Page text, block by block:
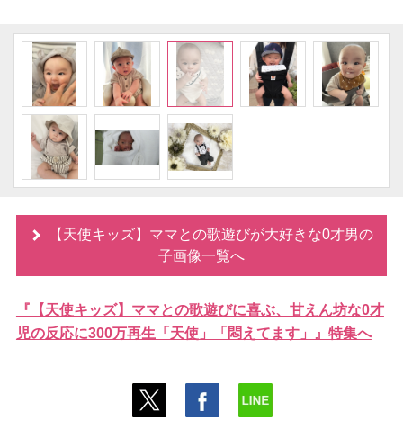
【天使キッズ】ママとの歌遊びが大好きな0才男の
子画像一覧へ
『【天使キッズ】ママとの歌遊びに喜ぶ、甘えん坊な0才
児の反応に300万再生「天使」「悶えてます」』特集へ